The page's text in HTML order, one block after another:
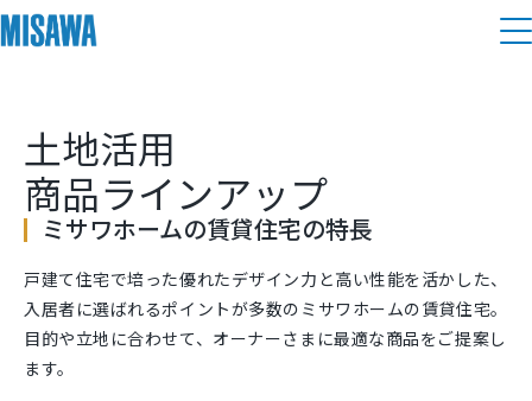
建てる [注文住宅]
商品ラインアップ
デザイン
テクノロジー（住まいの性能）
土地活用
個人のお客さま
賃貸住宅
賃貸併用住宅
戸建て・マンション
まちづくり
土地活用
商品ラインアップ
ミサワホームの賃貸住宅の特長
戸建て住宅で培った優れたデザイン力と高い性能を活かした、
入居者に選ばれるポイントが多数のミサワホームの賃貸住宅。
目的や立地に合わせて、オーナーさまに最適な商品をご提案し
ます。